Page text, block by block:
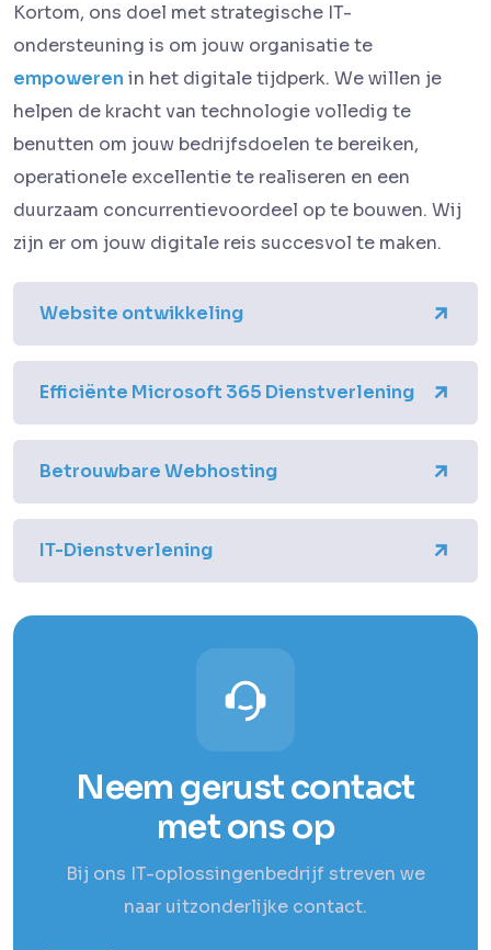
Kortom, ons doel met strategische IT-
ondersteuning is om jouw organisatie te
empoweren in het digitale tijdperk. We willen je
helpen de kracht van technologie volledig te
benutten om jouw bedrijfsdoelen te bereiken,
operationele excellentie te realiseren en een
duurzaam concurrentievoordeel op te bouwen. Wij
zijn er om jouw digitale reis succesvol te maken.
Website ontwikkeling
Efficiënte Microsoft 365 Dienstverlening
Betrouwbare Webhosting
IT-Dienstverlening
Neem gerust contact
met ons op
Bij ons IT-oplossingenbedrijf streven we
naar uitzonderlijke contact.